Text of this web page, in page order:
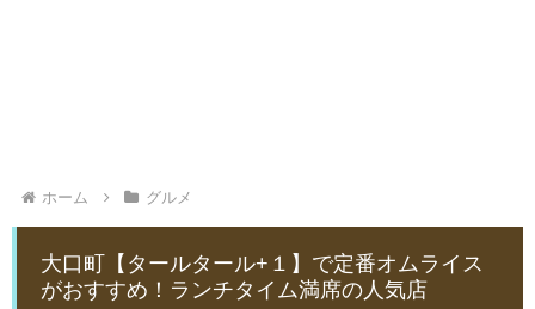
ホーム グルメ
大口町【タールタール+１】で定番オムライス
がおすすめ！ランチタイム満席の人気店